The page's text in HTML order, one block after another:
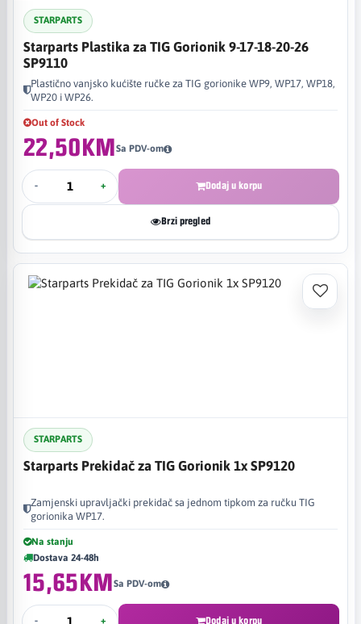
STARPARTS
Starparts Plastika za TIG Gorionik 9-17-18-20-26
SP9110
Plastično vanjsko kućište ručke za TIG gorionike WP9, WP17, WP18,
WP20 i WP26.
Out of Stock
22,50KMSa PDV-om
- + Dodaj u korpu
Brzi pregled
STARPARTS
Starparts Prekidač za TIG Gorionik 1x SP9120
Zamjenski upravljački prekidač sa jednom tipkom za ručku TIG
gorionika WP17.
Na stanju
Dostava 24-48h
15,65KMSa PDV-om
- + Dodaj u korpu